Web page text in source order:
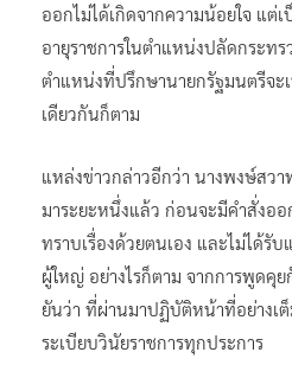
ออกไม่ได้เกิดจากความน้อยใจ แต่
อายุราชการในตำแหน่งปลัดกระท
ตำแหน่งที่ปรึกษานายกรัฐมนตรีจะ
เดียวกันก็ตาม
แหล่งข่าวกล่าวอีกว่า นางพงษ์สวา
มาระยะหนึ่งแล้ว ก่อนจะมีคำสั่งออ
ทราบเรื่องด้วยตนเอง และไม่ได้รับ
ผู้ใหญ่ อย่างไรก็ตาม จากการพูดคุ
ยันว่า ที่ผ่านมาปฏิบัติหน้าที่อย่างเ
ระเบียบวินัยราชการทุกประการ